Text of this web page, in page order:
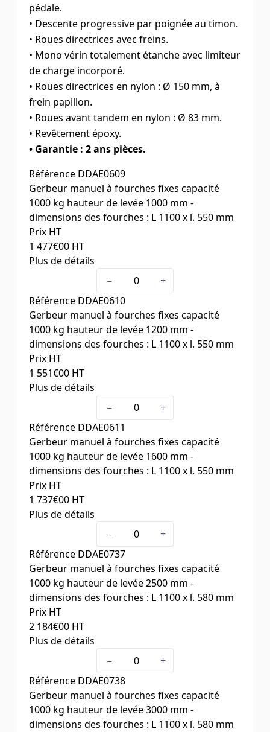
pédale.
• Descente progressive par poignée au timon.
• Roues directrices avec freins.
• Mono vérin totalement étanche avec limiteur
de charge incorporé.
• Roues directrices en nylon : Ø 150 mm, à
frein papillon.
• Roues avant tandem en nylon : Ø 83 mm.
• Revêtement époxy.
• Garantie : 2 ans pièces.
Référence DDAE0609
Gerbeur manuel à fourches fixes capacité
1000 kg hauteur de levée 1000 mm -
dimensions des fourches : L 1100 x l. 550 mm
Prix HT
1 477€00 HT
Plus de détails
Hauteur élévation (mm)1000
Hauteur de mât (mm)
Dim. fourches L x l. (mm)1100 x 550
−
+
Référence DDAE0610
Gerbeur manuel à fourches fixes capacité
1000 kg hauteur de levée 1200 mm -
dimensions des fourches : L 1100 x l. 550 mm
Prix HT
1 551€00 HT
Plus de détails
Hauteur élévation (mm)1200
Hauteur de mât (mm)
Dim. fourches L x l. (mm)1100 x 550
−
+
Référence DDAE0611
Gerbeur manuel à fourches fixes capacité
1000 kg hauteur de levée 1600 mm -
dimensions des fourches : L 1100 x l. 550 mm
Prix HT
1 737€00 HT
Plus de détails
Hauteur élévation (mm)1600
Hauteur de mât (mm)
Dim. fourches L x l. (mm)1100 x 550
−
+
Référence DDAE0737
Gerbeur manuel à fourches fixes capacité
1000 kg hauteur de levée 2500 mm -
dimensions des fourches : L 1100 x l. 580 mm
Prix HT
2 184€00 HT
Plus de détails
Hauteur élévation (mm)2500
Hauteur de mât (mm)
Dim. fourches L x l. (mm)1100 x 580
−
+
Référence DDAE0738
Gerbeur manuel à fourches fixes capacité
1000 kg hauteur de levée 3000 mm -
dimensions des fourches : L 1100 x l. 580 mm